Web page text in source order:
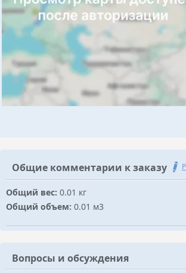
Общие комментарии к заказу
Общий вес: 0.01 кг
Общий объем: 0.01 м3
Вопросы и обсуждения